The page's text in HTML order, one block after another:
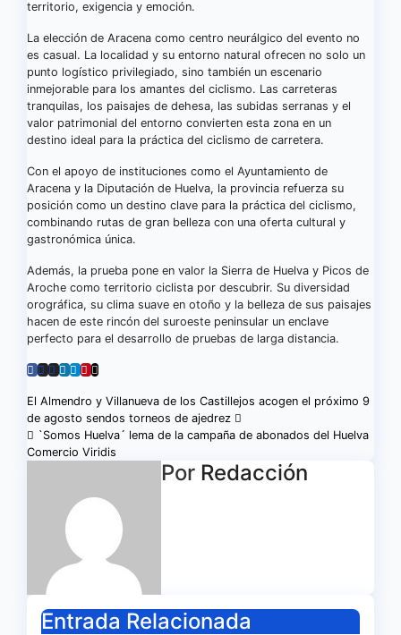
territorio, exigencia y emoción.
La elección de Aracena como centro neurálgico del evento no
es casual. La localidad y su entorno natural ofrecen no solo un
punto logístico privilegiado, sino también un escenario
inmejorable para los amantes del ciclismo. Las carreteras
tranquilas, los paisajes de dehesa, las subidas serranas y el
valor patrimonial del entorno convierten esta zona en un
destino ideal para la práctica del ciclismo de carretera.
Con el apoyo de instituciones como el Ayuntamiento de
Aracena y la Diputación de Huelva, la provincia refuerza su
posición como un destino clave para la práctica del ciclismo,
combinando rutas de gran belleza con una oferta cultural y
gastronómica única.
Además, la prueba pone en valor la Sierra de Huelva y Picos de
Aroche como territorio ciclista por descubrir. Su diversidad
orográfica, su clima suave en otoño y la belleza de sus paisajes
hacen de este rincón del suroeste peninsular un enclave
perfecto para el desarrollo de pruebas de larga distancia.
Navegación
de
El Almendro y Villanueva de los Castillejos acogen el próximo 9
de agosto sendos torneos de ajedrez
`Somos Huelva´ lema de la campaña de abonados del Huelva
Comercio Viridis
Por Redacción
Entrada Relacionada